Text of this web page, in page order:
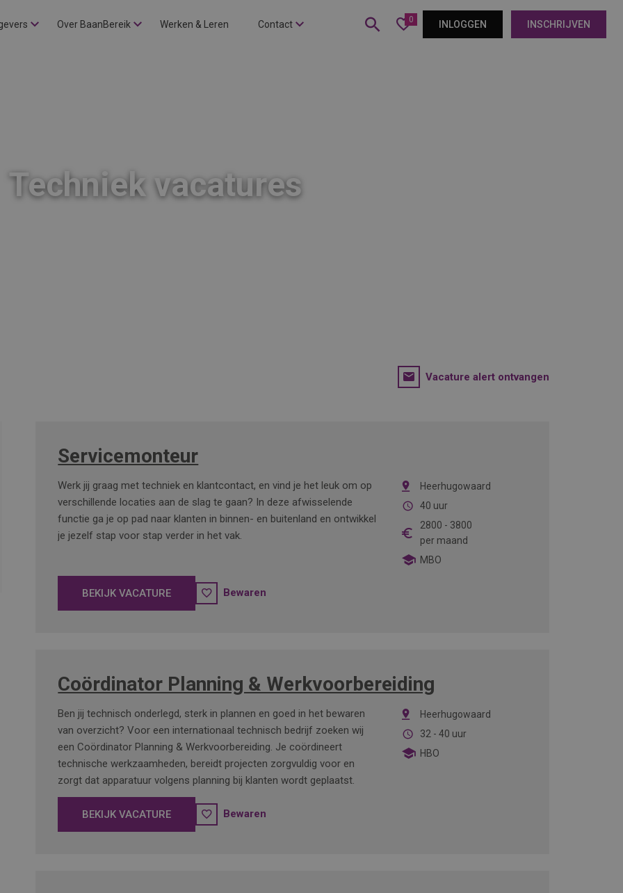
Over BaanBereik Werken & Leren Contact 0 INLOGGEN INSCHRIJVEN
Techniek vacatures
Vacature alert ontvangen
Servicemonteur
Heerhugowaard
40 uur
2800 - 3800
per maand
MBO
Werk jij graag met techniek en klantcontact, en vind je het leuk om op
verschillende locaties aan de slag te gaan? In deze afwisselende
functie ga je op pad naar klanten in binnen- en buitenland en ontwikkel
je jezelf stap voor stap verder in het vak.
BEKIJK VACATURE Bewaren
Coördinator Planning & Werkvoorbereiding
Heerhugowaard
32 - 40 uur
HBO
Ben jij technisch onderlegd, sterk in plannen en goed in het bewaren
van overzicht? Voor een internationaal technisch bedrijf zoeken wij
een Coördinator Planning & Werkvoorbereiding. Je coördineert
technische werkzaamheden, bereidt projecten zorgvuldig voor en
zorgt dat apparatuur volgens planning bij klanten wordt geplaatst.
BEKIJK VACATURE Bewaren